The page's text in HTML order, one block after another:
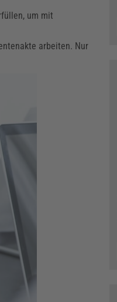
um mit
arbeiten. Nur